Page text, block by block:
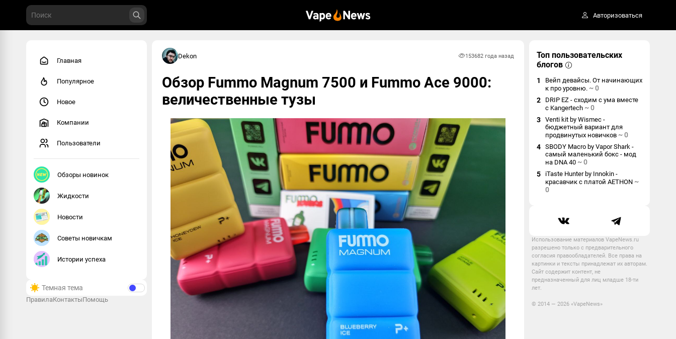
Авторизоваться
Главная
Популярное
Новое
Компании
Пользователи
Обзоры новинок
Жидкости
Новости
Советы новичкам
Истории успеха
Темная тема
ПравилаКонтактыПомощь
Dekon 153682 года назад
Обзор Fummo Magnum 7500 и Fummo Ace 9000:
величественные тузы
Топ пользовательских
блогов
1
Вейп девайсы. От начинающих
к про уровню. ~0
2
DRIP EZ - сходим с ума вместе
с Kangertech ~0
3 Venti kit by Wismec -
бюджетный вариант для
продвинутых новичков ~0
4 SBODY Macro by Vapor Shark -
самый маленький бокс - мод
на DNA 40 ~0
5
iTaste Hunter by Innokin -
красавчик с платой AETHON ~
0
Использование материалов VapeNews.ru
разрешено только с предварительного
согласия правообладателей. Все права на
картинки и тексты принадлежат их авторам.
Сайт содержит контент, не
предназначенный для лиц младше 18-ти
лет.
© 2014 — 2026 «VapeNews»